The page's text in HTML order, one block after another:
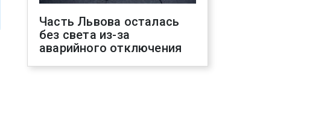
Часть Львова осталась
без света из-за
аварийного отключения